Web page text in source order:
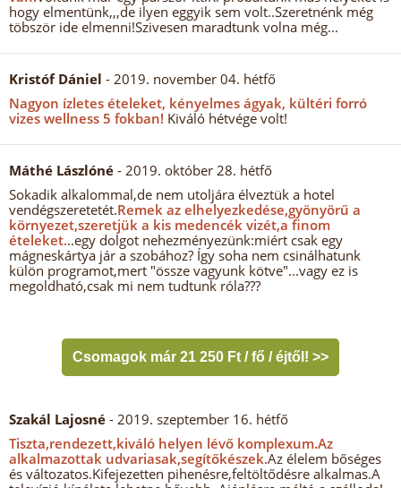
hogy elmentünk,,,de ilyen eggyik sem volt..Szeretnénk még
töbször ide elmenni!Szivesen maradtunk volna még...
Kristóf Dániel - 2019. november 04. hétfő
Nagyon ízletes ételeket, kényelmes ágyak, kültéri forró
vizes wellness 5 fokban! Kiváló hétvége volt!
Máthé Lászlóné - 2019. október 28. hétfő
Sokadik alkalommal,de nem utoljára élveztük a hotel
vendégszeretetét.Remek az elhelyezkedése,gyönyörű a
környezet,szeretjük a kis medencék vizét,a finom
ételeket...egy dolgot nehezményezünk:miért csak egy
mágneskártya jár a szobához? Így soha nem csinálhatunk
külön programot,mert "össze vagyunk kötve"...vagy ez is
megoldható,csak mi nem tudtunk róla???
Csomagok már 21 250 Ft / fő / éjtől! >>
Szakál Lajosné - 2019. szeptember 16. hétfő
Tiszta,rendezett,kiváló helyen lévő komplexum.Az
alkalmazottak udvariasak,segítőkészek.Az élelem bőséges
és változatos.Kifejezetten pihenésre,feltöltődésre alkalmas.A